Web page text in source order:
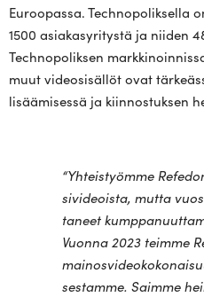
Euroopassa. Technopoliksella
1500 asiakasyritystä ja niiden
Technopoliksen
muut videosisällöt ovat
lisäämisessä ja kiinnostuksen
“Yhteis­työmme
si­vi­deoista, mutta
taneet
Vuonna 2023 teimme
ses­tamme. Saimme